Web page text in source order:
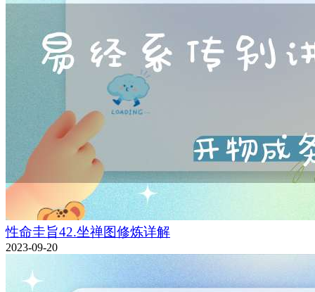
性命圭旨42.坐禅图修炼详解
2023-09-20